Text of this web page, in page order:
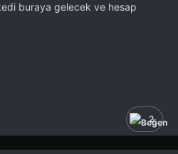
buraya gelecek ve hesap
2